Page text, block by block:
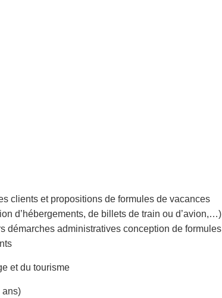
clients et propositions de formules de vacances
d’hébergements, de billets de train ou d’avion,…)
démarches administratives conception de formules
et du tourisme
ans)